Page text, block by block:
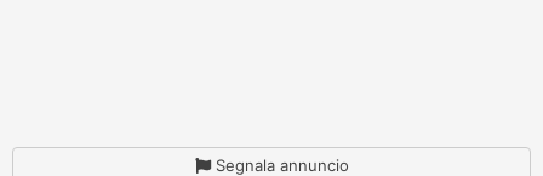
Segnala annuncio